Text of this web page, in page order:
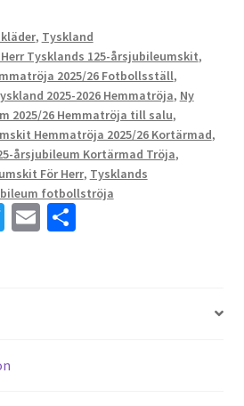
, Tyskland
Tysklands 125-årsjubileumskit,
2025/26 Fotbollsställ,
2025-2026 Hemmatröja, Ny
2025/26 Hemmatröja till salu,
Hemmatröja 2025/26 Kortärmad,
årsjubileum Kortärmad Tröja,
För Herr, Tysklands
fotbollströja
T E D